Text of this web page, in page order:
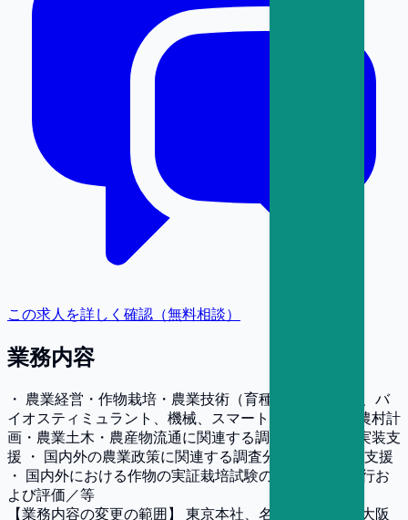
この求人を詳しく確認（無料相談）
業務内容
・ 農業経営・作物栽培・農業技術（育種、肥料、農薬、バ
イオスティミュラント、機械、スマート農業など）・農村計
画・農業土木・農産物流通に関連する調査分析・社会実装支
援 ・ 国内外の農業政策に関連する調査分析・制度設計支援
・ 国内外における作物の実証栽培試験の計画立案・実行お
よび評価／等
【業務内容の変更の範囲】
東京本社、名古屋事業所、大阪